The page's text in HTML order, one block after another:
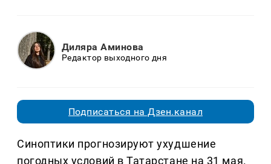
Диляра Аминова
Редактор выходного дня
Подписаться на Дзен.канал
Синоптики прогнозируют ухудшение
погодных условий в Татарстане на 31 мая.